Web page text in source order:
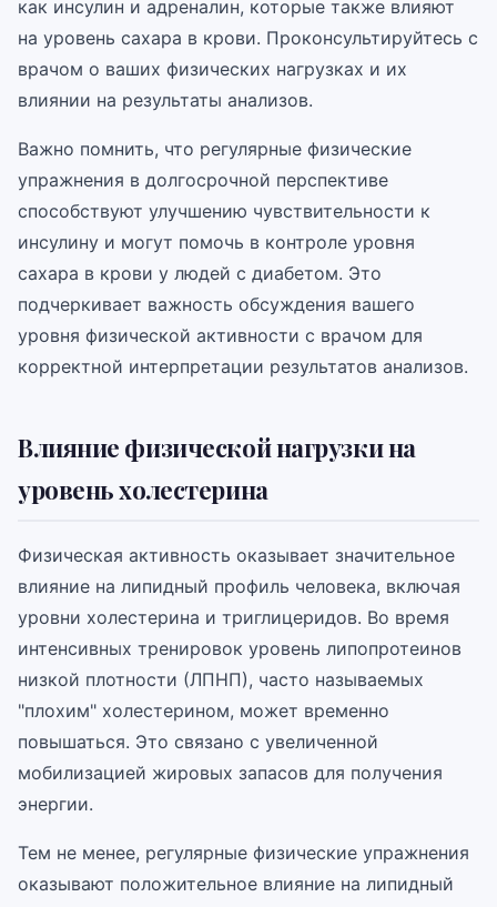
как инсулин и адреналин, которые также влияют
на уровень сахара в крови. Проконсультируйтесь с
врачом о ваших физических нагрузках и их
влиянии на результаты анализов.
Важно помнить, что регулярные физические
упражнения в долгосрочной перспективе
способствуют улучшению чувствительности к
инсулину и могут помочь в контроле уровня
сахара в крови у людей с диабетом. Это
подчеркивает важность обсуждения вашего
уровня физической активности с врачом для
корректной интерпретации результатов анализов.
Влияние физической нагрузки на
уровень холестерина
Физическая активность оказывает значительное
влияние на липидный профиль человека, включая
уровни холестерина и триглицеридов. Во время
интенсивных тренировок уровень липопротеинов
низкой плотности (ЛПНП), часто называемых
"плохим" холестерином, может временно
повышаться. Это связано с увеличенной
мобилизацией жировых запасов для получения
энергии.
Тем не менее, регулярные физические упражнения
оказывают положительное влияние на липидный